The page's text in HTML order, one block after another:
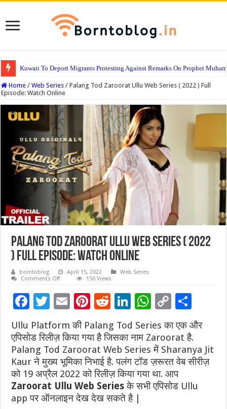
Kuwait To Deport Migrants Protesting Against Remarks On Prophet
Home / Web Series / Palang Tod Zaroorat Ullu Web Series ( 2022 ) Full
Episode: Watch Online
Palang Tod Zaroorat Ullu Web Series ( 2022
) Full Episode: Watch Online
borntoblog April 15, 2022
Web Series
Comments Offon
Zaroorat
Ullu
Web
(
2022
)
Episode:
Watch
Online
150 Views
F
ac
e
b
o
o
k
T
wi
tt
er
E
m
ai
l
Pi
nt
er
es
t
R
e
d
di
t
Li
n
k
e
dI
n
W
h
at
sA
p
p
C
o
p
y
Li
n
h
ar
e
Ullu Platform की Palang Tod Series का एक और
एपिसोड रिलीज़ किया गया है जिसका नाम Zaroorat है.
Palang Tod Zaroorat Web Series में Sharanya Jit
Kaur ने मुख्य भूमिका निभाई है. पलंग टॉड ज़रूरत वेब सीरीज़
को 19 अप्रैल 2022 को रिलीज़ किया गया था. आप
Zaroorat Ullu Web Seriesके सभी एपिसोड Ullu
app पर ऑनलाइन देख देख सकते है |